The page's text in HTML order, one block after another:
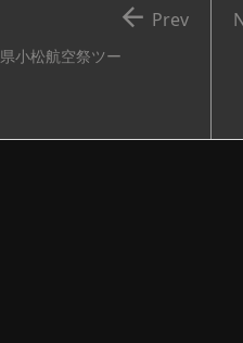
小松航空祭ツー
 Prev